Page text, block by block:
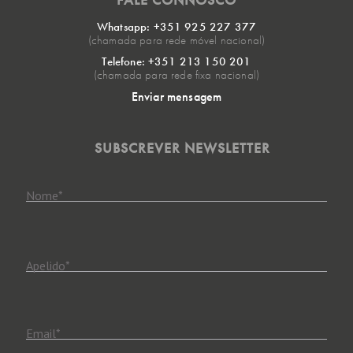
Whatsapp: +351 925 227 377
(chamada para rede móvel nacional)
Telefone: +351 213 150 201
(chamada para rede fixa nacional)
Enviar mensagem
SUBSCREVER NEWSLETTER
Nome*
Apelido*
Email*